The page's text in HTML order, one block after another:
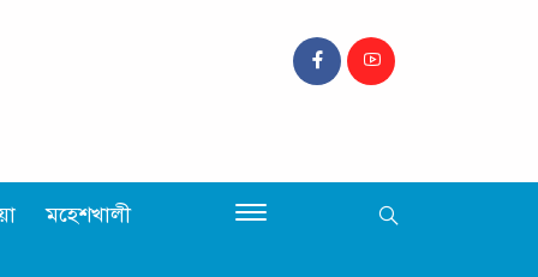
মহেশখালী